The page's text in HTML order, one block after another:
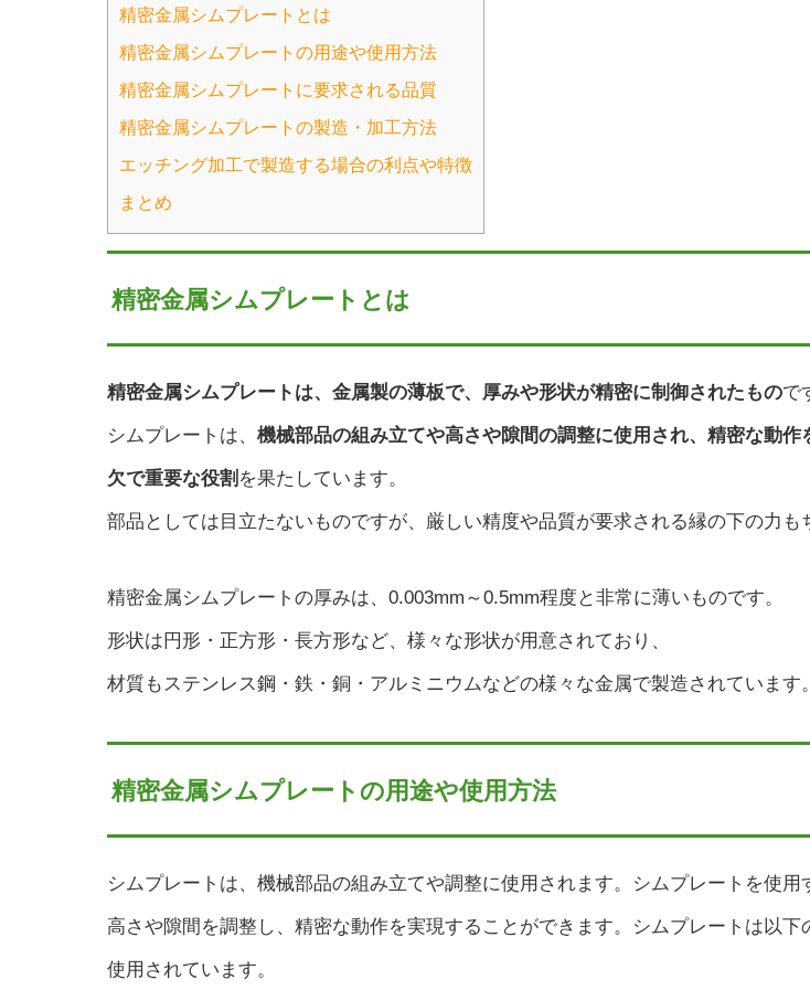
精密金属シムプレートとは
精密金属シムプレートの用途や使用方法
精密金属シムプレートに要求される品質
精密金属シムプレートの製造・加工方法
エッチング加工で製造する場合の利点や特徴
まとめ
精密金属シムプレートとは
精密金属シムプレートは、金属製の薄板で、厚みや形状が精密に制御されたもので
シムプレートは、 機械部品の組み立てや高さや隙間の調整に使用され、精密な動作
欠で重要な役割 を果たしています。
部品としては目立たないものですが、厳しい精度や品質が要求される縁の下の力も
精密金属シムプレートの厚みは、0.003mm～0.5mm程度と非常に薄いものです。
形状は円形・正方形・長方形など、様々な形状が用意されており、
材質もステンレス鋼・鉄・銅・アルミニウムなどの様々な金属で製造されています。
精密金属シムプレートの用途や使用方法
シムプレートは、機械部品の組み立てや調整に使用されます。シムプレートを使用
高さや隙間を調整し、精密な動作を実現することができます。シムプレートは以下
使用されています。